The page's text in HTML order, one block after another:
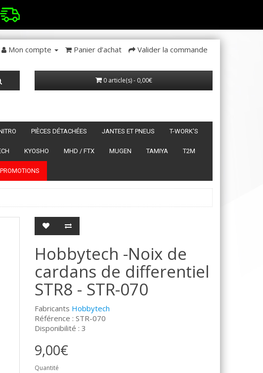
Mon compte Panier d’achat Valider la commande
0 article(s) - 0,00€
PIÈCES DÉTACHÉES JANTES ET PNEUS T-WORK'S
KYOSHO MHD / FTX MUGEN TAMIYA T2M
PROMOTIONS
Hobbytech -Noix de
cardans de differentiel
STR8 - STR-070
Fabricants Hobbytech
Référence : STR-070
Disponibilité : 3
9,00€
Quantité